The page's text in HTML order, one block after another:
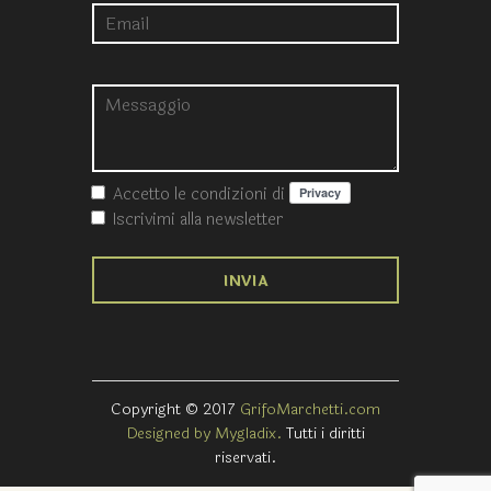
Accetto le condizioni di
Iscrivimi alla newsletter
Copyright © 2017 GrifoMarchetti.com
Designed by Mygladix. Tutti i diritti
riservati.